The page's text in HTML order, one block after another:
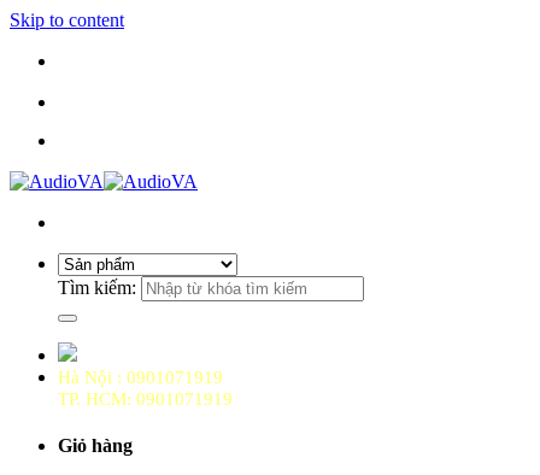
Skip to content
Tìm kiếm:
Hà Nội : 0901071919
TP. HCM: 0901071919
Giỏ hàng